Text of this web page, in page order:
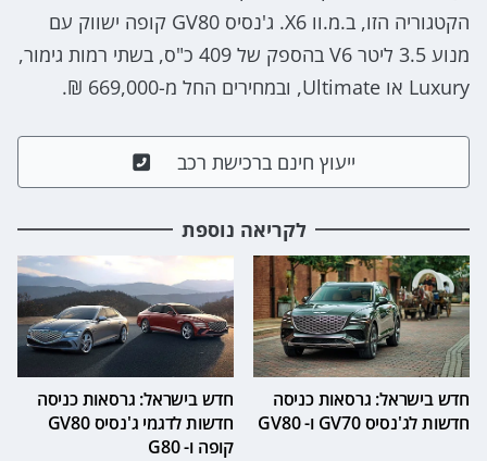
הקטגוריה הזו, ב.מ.וו X6. ג'נסיס GV80 קופה ישווק עם
מנוע 3.5 ליטר V6 בהספק של 409 כ"ס, בשתי רמות גימור,
Luxury או Ultimate, ובמחירים החל מ-669,000 ₪.
ייעוץ חינם ברכישת רכב
לקריאה נוספת
חדש בישראל: גרסאות כניסה
חדשות לג'נסיס GV70 ו- GV80
חדש בישראל: גרסאות כניסה
חדשות לדגמי ג'נסיס GV80
קופה ו- G80